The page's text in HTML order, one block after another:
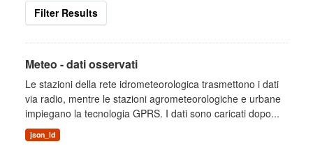
Filter Results
Meteo - dati osservati
Le stazioni della rete idrometeorologica trasmettono i dati
via radio, mentre le stazioni agrometeorologiche e urbane
impiegano la tecnologia GPRS. I dati sono caricati dopo...
json_ld